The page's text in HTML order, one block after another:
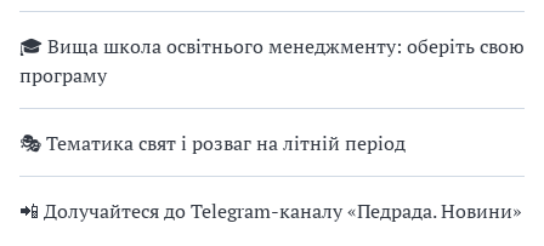
🎓 Вища школа освітнього менеджменту: оберіть свою
програму
🎭 Тематика свят і розваг на літній період
📲 Долучайтеся до Telegram-каналу «Педрада. Новини»